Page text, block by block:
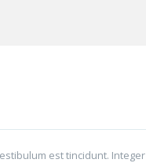
est tincidunt. Integer